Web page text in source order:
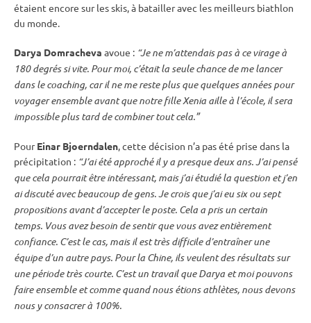
étaient encore sur les skis, à batailler avec les meilleurs biathlon
du monde.
Darya Domracheva avoue : “Je ne m’attendais pas à ce virage à
180 degrés si vite. Pour moi, c’était la seule chance de me lancer
dans le coaching, car il ne me reste plus que quelques années pour
voyager ensemble avant que notre fille Xenia aille à l’école, il sera
impossible plus tard de combiner tout cela.”
PourEinar Bjoerndalen, cette décision n’a pas été prise dans la
précipitation : “J’ai été approché il y a presque deux ans. J’ai pensé
que cela pourrait être intéressant, mais j’ai étudié la question et j’en
ai discuté avec beaucoup de gens. Je crois que j’ai eu six ou sept
propositions avant d’accepter le poste. Cela a pris un certain
temps. Vous avez besoin de sentir que vous avez entièrement
confiance. C’est le cas, mais il est très difficile d’entraîner une
équipe d’un autre pays. Pour la Chine, ils veulent des résultats sur
une période très courte. C’est un travail que Darya et moi pouvons
faire ensemble et comme quand nous étions athlètes, nous devons
nous y consacrer à 100%.